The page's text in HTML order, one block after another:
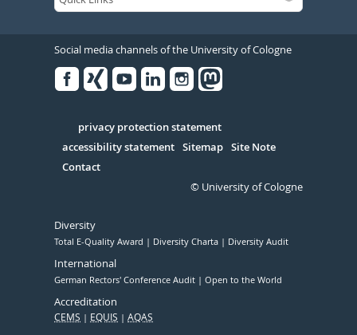
Social media channels of the University of Cologne
Serivce
privacy protection statement
accessibility statement Sitemap Site Note
Contact
© University of Cologne
Diversity
Total E-Quality Award Diversity Charta Diversity Audit
International
German Rectors' Conference Audit Open to the World
Accreditation
CEMS EQUIS AQAS